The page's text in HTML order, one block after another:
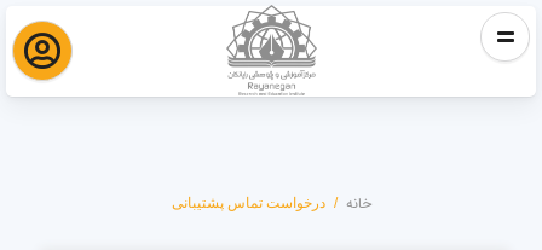
خانه درخواست تماس پشتیبانی